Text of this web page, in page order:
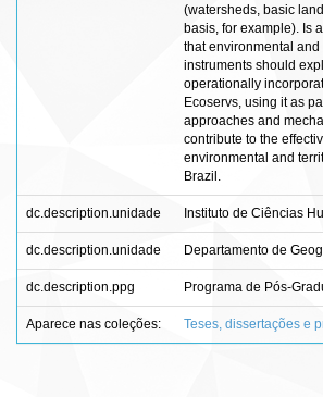
(watersheds, basic
basis, for example). Is
that environmental
instruments should
operationally
Ecoservs, using it as
approaches and
contribute to the
environmental and
Brazil.
dc.description.unidade Instituto de Ciências
dc.description.unidade Departamento de
dc.description.ppg Programa de Pós-
Aparece nas coleções: Teses, dissertações e